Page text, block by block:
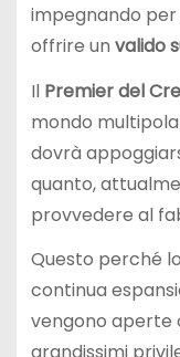
impegnando
offrire un valido
Il Premier del
mondo
dovrà
quanto,
provvedere al
Questo perché
continua
vengono aperte